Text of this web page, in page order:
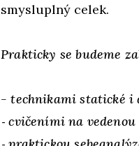
smysluplný celek.
Prakticky se budeme
- technikami statické i
‑ cvičeními na